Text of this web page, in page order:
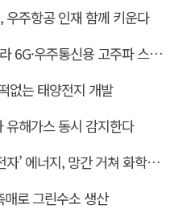
우주항공 인재 함께 키운다
UNIST, 반도체 잉크 발라 6G·우주통신용 고주파 스위치 만든다
없는 태양전지 개발
유해가스 동시 감지한다
찰나에 식어버리는‘핫 전자’ 에너지, 망간 거쳐 화학반응에 쓴다
로 그린수소 생산